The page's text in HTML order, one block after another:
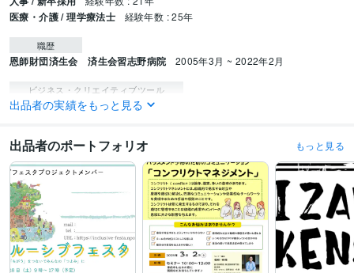
医療・介護 / 理学療法士 経験年数 : 25年
職歴
恩師財団済生会 済生会習志野病院 2005年3月 ~ 2022年2月
ビジネス・クリエイティブツール
WordPress:1年Excel:20年Google スプレッドシート:5年
得意分野
Web制作・HP作成・EC構築 HPやLP、ロゴ作成やポスターも作成可
出品者の実績をもっと見る
出品者のポートフォリオ もっと見る